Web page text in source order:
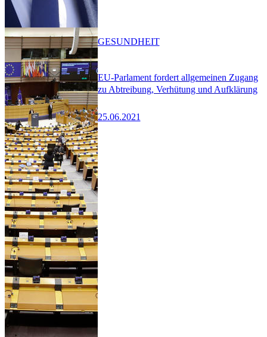
EU-Parlament fordert allgemeinen Zugang
zu Abtreibung, Verhütung und Aufklärung
25.06.2021
GESUNDHEIT